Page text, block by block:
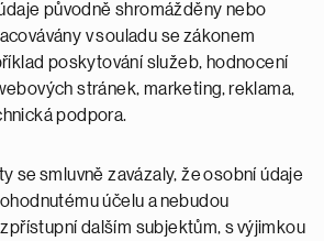
původně shromážděny nebo
v souladu se zákonem
poskytování služeb, hodnocení
stránek, marketing, reklama,
podpora.
se smluvně zavázaly, že osobní údaje
účelu a nebudou
dalším subjektům, s výjimkou